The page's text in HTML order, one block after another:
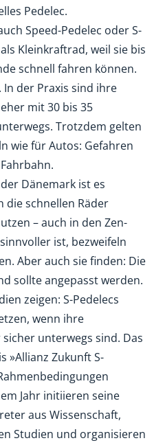
Pedelec.
Speed-Pedelec oder S-
Kleinkraftrad, weil sie bis
schnell fahren können.
In der Praxis sind ihre
mit 30 bis 35
Trotzdem gelten
wie für Autos: Gefahren
Dänemark ist es
die schnellen Räder
– auch in den Zen-
ist, bezweifeln
Aber auch sie finden: Die
sollte angepasst werden.
zeigen: S-Pedelecs
wenn ihre
unterwegs sind. Das
»Allianz Zukunft S-
Jahr initiieren seine
aus Wissenschaft,
Studien und organisieren